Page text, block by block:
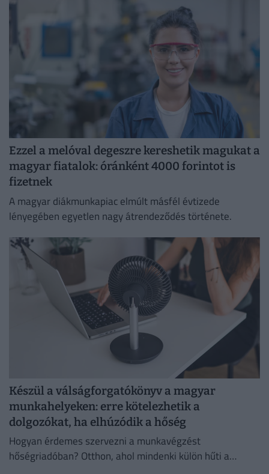
Ezzel a melóval degeszre kereshetik magukat a
magyar fiatalok: óránként 4000 forintot is
fizetnek
A magyar diákmunkapiac elmúlt másfél évtizede
lényegében egyetlen nagy átrendeződés története.
Készül a válságforgatókönyv a magyar
munkahelyeken: erre kötelezhetik a
dolgozókat, ha elhúzódik a hőség
Hogyan érdemes szervezni a munkavégzést
hőségriadóban? Otthon, ahol mindenki külön hűti a